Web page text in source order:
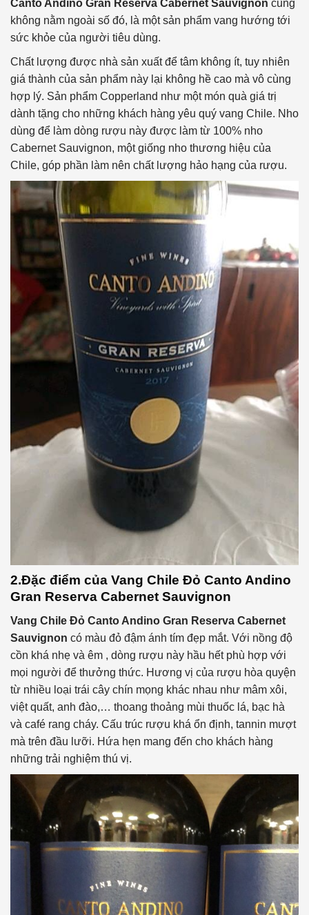
Canto Andino Gran Reserva Cabernet Sauvignon cũng
không nằm ngoài số đó, là một sản phẩm vang hướng tới
sức khỏe của người tiêu dùng.
Chất lượng được nhà sản xuất để tâm không ít, tuy nhiên
giá thành của sản phẩm này lại không hề cao mà vô cùng
hợp lý. Sản phẩm Copperland như một món quà giá trị
dành tặng cho những khách hàng yêu quý vang Chile. Nho
dùng để làm dòng rượu này được làm từ 100% nho
Cabernet Sauvignon, một giống nho thương hiệu của
Chile, góp phần làm nên chất lượng hảo hạng của rượu.
2.Đặc điểm của Vang Chile Đỏ Canto Andino
Gran Reserva Cabernet Sauvignon
Vang Chile Đỏ Canto Andino Gran Reserva Cabernet
Sauvignon có màu đỏ đậm ánh tím đẹp mắt. Với nồng độ
cồn khá nhẹ và êm , dòng rượu này hầu hết phù hợp với
mọi người để thưởng thức. Hương vị của rượu hòa quyện
từ nhiều loại trái cây chín mọng khác nhau như mâm xôi,
việt quất, anh đào,… thoang thoảng mùi thuốc lá, bạc hà
và café rang cháy. Cấu trúc rượu khá ổn định, tannin mượt
mà trên đầu lưỡi. Hứa hẹn mang đến cho khách hàng
những trải nghiệm thú vị.